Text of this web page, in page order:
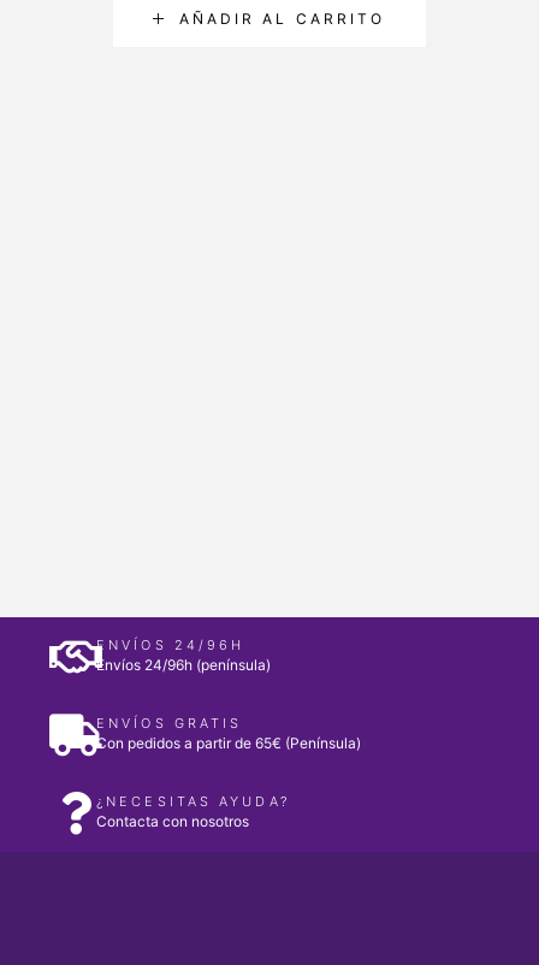
ENVÍOS 24/96H
Envíos 24/96h (península)
ENVÍOS GRATIS
Con pedidos a partir de 65€ (Península)
¿NECESITAS AYUDA?
Contacta con nosotros